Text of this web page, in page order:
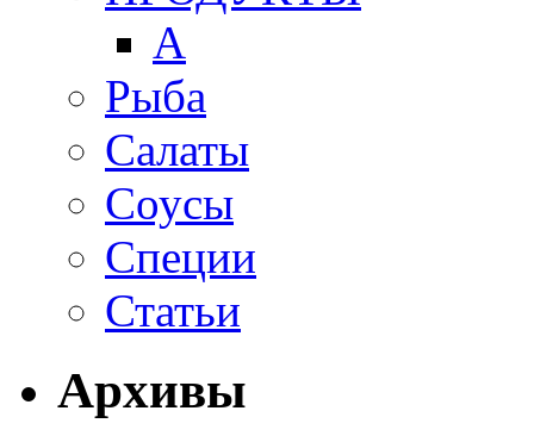
А
Рыба
Салаты
Соусы
Специи
Статьи
Архивы